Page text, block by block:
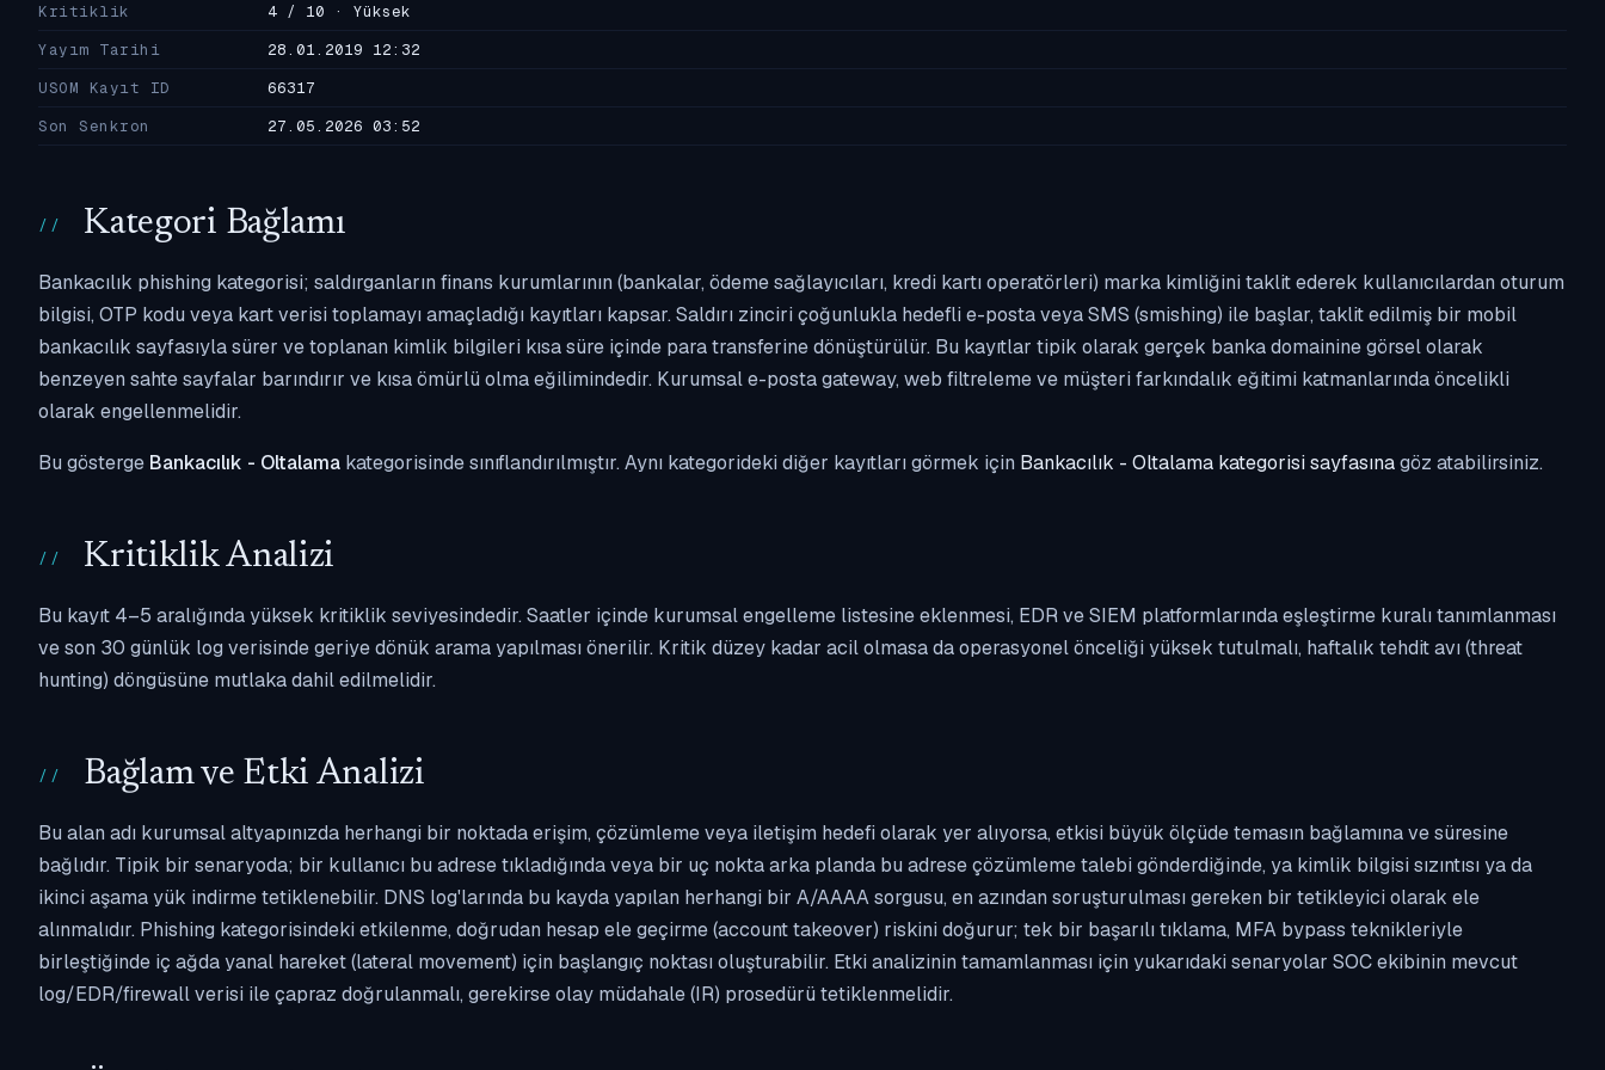
Kritiklik
4 / 10 · Yüksek
Yayım Tarihi
28.01.2019 12:32
USOM Kayıt ID
66317
Son Senkron
27.05.2026 03:52
Kategori Bağlamı
Bankacılık phishing kategorisi; saldırganların finans kurumlarının (bankalar, ödeme sağlayıcıları, kredi kartı operatörleri) marka kimliğini taklit ederek kullanıcılardan oturum
bilgisi, OTP kodu veya kart verisi toplamayı amaçladığı kayıtları kapsar. Saldırı zinciri çoğunlukla hedefli e-posta veya SMS (smishing) ile başlar, taklit edilmiş bir mobil
bankacılık sayfasıyla sürer ve toplanan kimlik bilgileri kısa süre içinde para transferine dönüştürülür. Bu kayıtlar tipik olarak gerçek banka domainine görsel olarak
benzeyen sahte sayfalar barındırır ve kısa ömürlü olma eğilimindedir. Kurumsal e-posta gateway, web filtreleme ve müşteri farkındalık eğitimi katmanlarında öncelikli
olarak engellenmelidir.
Bu gösterge Bankacılık - Oltalama kategorisinde sınıflandırılmıştır. Aynı kategorideki diğer kayıtları görmek için Bankacılık - Oltalama kategorisi sayfasınagöz atabilirsiniz.
Kritiklik Analizi
Bu kayıt 4–5 aralığında yüksek kritiklik seviyesindedir. Saatler içinde kurumsal engelleme listesine eklenmesi, EDR ve SIEM platformlarında eşleştirme kuralı tanımlanması
ve son 30 günlük log verisinde geriye dönük arama yapılması önerilir. Kritik düzey kadar acil olmasa da operasyonel önceliği yüksek tutulmalı, haftalık tehdit avı (threat
hunting) döngüsüne mutlaka dahil edilmelidir.
Bağlam ve Etki Analizi
Bu alan adı kurumsal altyapınızda herhangi bir noktada erişim, çözümleme veya iletişim hedefi olarak yer alıyorsa, etkisi büyük ölçüde temasın bağlamına ve süresine
bağlıdır. Tipik bir senaryoda; bir kullanıcı bu adrese tıkladığında veya bir uç nokta arka planda bu adrese çözümleme talebi gönderdiğinde, ya kimlik bilgisi sızıntısı ya da
ikinci aşama yük indirme tetiklenebilir. DNS log'larında bu kayda yapılan herhangi bir A/AAAA sorgusu, en azından soruşturulması gereken bir tetikleyici olarak ele
alınmalıdır. Phishing kategorisindeki etkilenme, doğrudan hesap ele geçirme (account takeover) riskini doğurur; tek bir başarılı tıklama, MFA bypass teknikleriyle
birleştiğinde iç ağda yanal hareket (lateral movement) için başlangıç noktası oluşturabilir. Etki analizinin tamamlanması için yukarıdaki senaryolar SOC ekibinin mevcut
log/EDR/firewall verisi ile çapraz doğrulanmalı, gerekirse olay müdahale (IR) prosedürü tetiklenmelidir.